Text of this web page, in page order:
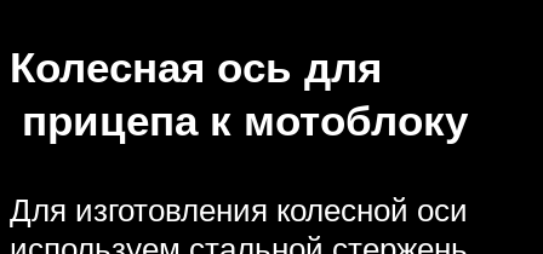
Колесная ось для
прицепа к мотоблоку
Для изготовления колесной оси